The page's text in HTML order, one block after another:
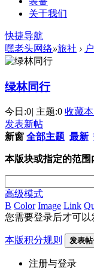
关于我们
快捷导航
嘿老头网络»旅社 ›
绿林同行
今日:0| 主题:0 收藏
发表新帖
新窗 全部主题 最新
本版块或指定的范围
高级模式
B Color Image Link
您需要登录后才可以
本版积分规则 发表
注册与登录